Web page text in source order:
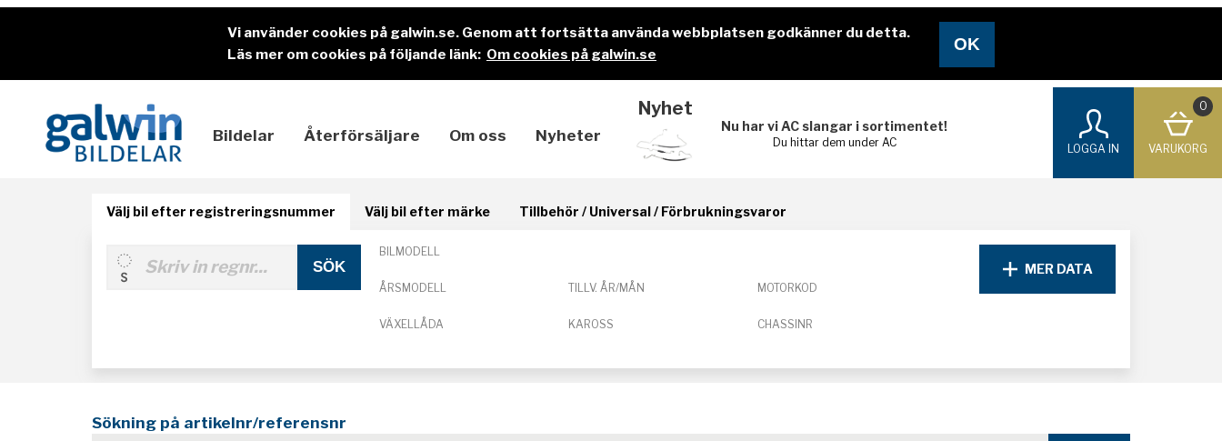
Vi använder cookies på galwin.se. Genom att fortsätta använda webbplatsen godkänner du detta.
Läs mer om cookies på följande länk: Om cookies på galwin.se
Bildelar Återförsäljare Om oss Nyheter
Nyhet
Nu har vi AC slangar i sortimentet!
Du hittar dem under AC
LOGGA IN
0
VARUKORG
Välj bil efter registreringsnummer Välj bil efter märke Tillbehör / Universal / Förbrukningsvaror
BILMODELL
ÅRSMODELL TILLV. ÅR/MÅN MOTORKOD
VÄXELLÅDA KAROSS CHASSINR
MER DATA
Sökning på artikelnr/referensnr